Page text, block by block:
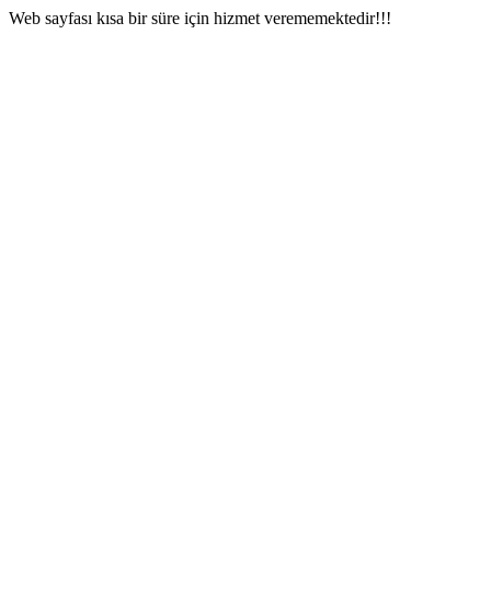
Web sayfası kısa bir süre için hizmet verememektedir!!!